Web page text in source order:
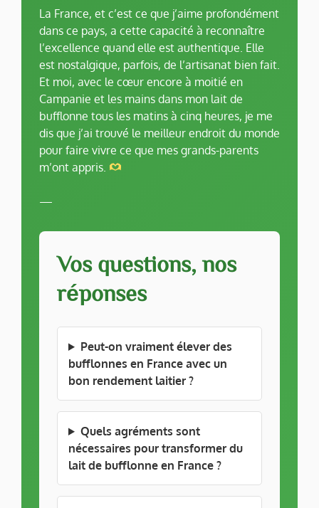
La France, et c’est ce que j’aime profondément
dans ce pays, a cette capacité à reconnaître
l’excellence quand elle est authentique. Elle
est nostalgique, parfois, de l’artisanat bien fait.
Et moi, avec le cœur encore à moitié en
Campanie et les mains dans mon lait de
bufflonne tous les matins à cinq heures, je me
dis que j’ai trouvé le meilleur endroit du monde
pour faire vivre ce que mes grands-parents
m’ont appris.
—
Vos questions, nos
réponses
Peut-on vraiment élever des
bufflonnes en France avec un
bon rendement laitier ?
Quels agréments sont
nécessaires pour transformer du
lait de bufflonne en France ?